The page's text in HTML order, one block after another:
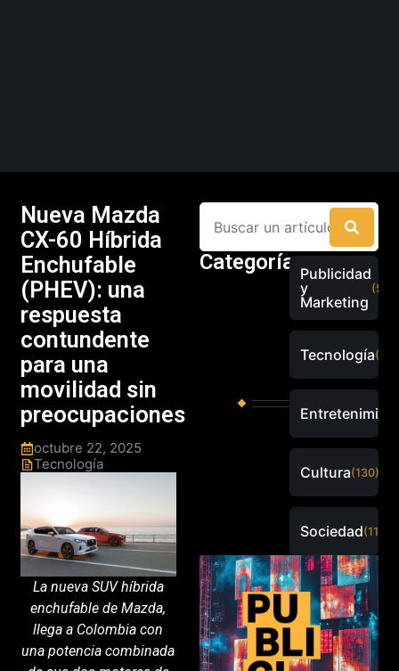
Nueva Mazda
CX-60 Híbrida
Enchufable
(PHEV): una
respuesta
contundente
para una
movilidad sin
preocupaciones
octubre 22, 2025
Tecnología
La nueva SUV híbrida
enchufable de Mazda,
llega a Colombia con
una potencia combinada
CategoríasPublicidad
y
Marketing
Tecnología
Cultura(130)
Sociedad(115)